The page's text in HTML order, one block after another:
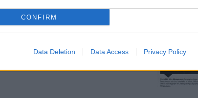
CONFIRM
Data Deletion Data Access Privacy Policy
Τσώνης σχολιάζει για το